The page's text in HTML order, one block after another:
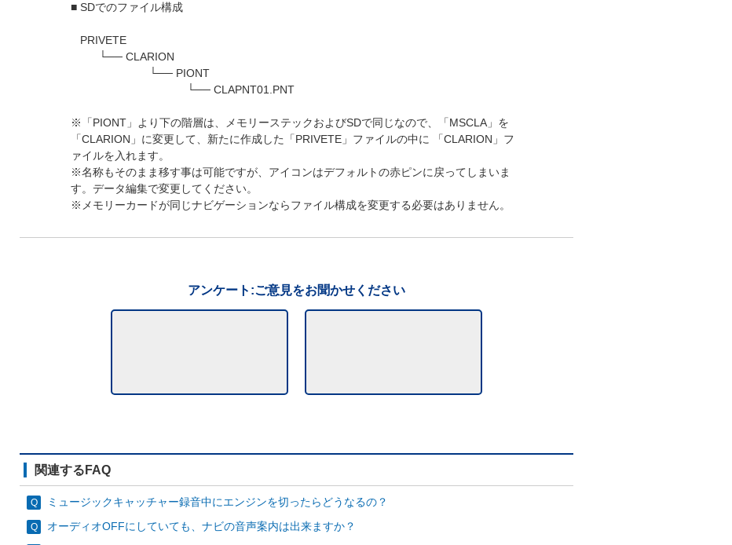
■ SDでのファイル構成
PRIVETE
└── CLARION
└── PIONT
└── CLAPNT01.PNT
※「PIONT」より下の階層は、メモリーステックおよびSDで同じなので、「MSCLA」を
「CLARION」に変更して、新たに作成した「PRIVETE」ファイルの中に 「CLARION」フ
ァイルを入れます。
※名称もそのまま移す事は可能ですが、アイコンはデフォルトの赤ピンに戻ってしまいま
す。データ編集で変更してください。
※メモリーカードが同じナビゲーションならファイル構成を変更する必要はありません。
アンケート:ご意見をお聞かせください
関連するFAQ
ミュージックキャッチャー録音中にエンジンを切ったらどうなるの？
オーディオOFFにしていても、ナビの音声案内は出来ますか？